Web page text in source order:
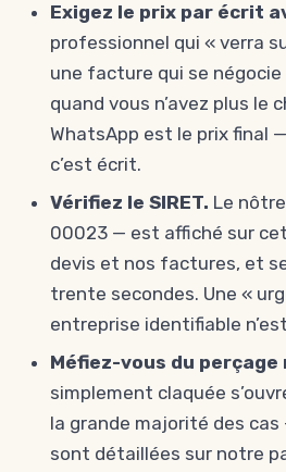
Exigez le prix par écrit
professionnel qui « verra
une facture qui se
quand vous n’avez plus le
WhatsApp est le prix final
c’est écrit.
Vérifiez le SIRET. Le
00023 — est affiché sur
devis et nos factures, et
trente secondes. Une «
entreprise identifiable
Méfiez-vous du perçage
simplement claquée
la grande majorité des
sont détaillées sur notre